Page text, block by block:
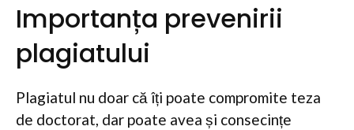
Importanța prevenirii
plagiatului
Plagiatul nu doar că îți poate compromite teza
de doctorat, dar poate avea și consecințe